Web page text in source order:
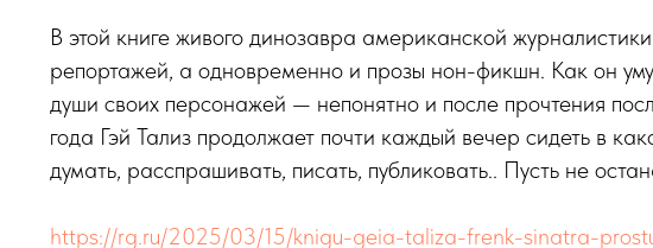
В этой книге живого динозавра американской
репортажей, а одновременно и прозы нон-фикшн. Как он
души своих персонажей — непонятно и после прочтения
года Гэй Тализ продолжает почти каждый вечер сидеть в
думать, расспрашивать, писать, публиковать.. Пусть не
https://rg.ru/2025/03/15/knigu-geia-taliza-frenk-sinatra-